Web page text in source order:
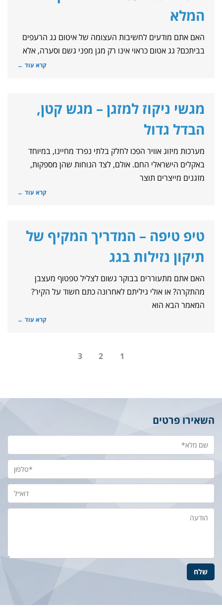
המלא
האם אתם מודעים לחשיבות העצומה של איטום גג הרעפים
בביתכם? גג אטום כראוי אינו רק מגן מפני גשם וסערה, אלא
קרא עוד ←
מגשי ניקוז למזגן – מגש קטן,
הבדל גדול
מערכות מיזוג אוויר הפכו לחלק בלתי נפרד מחיינו, במיוחד
באקלים הישראלי החם. אולם, לצד הנוחות שהן מספקות,
מזגנים מייצרים תוצר
קרא עוד ←
טיפ טיפה – המדריך המקיף של
תיקון נזילות בגג
האם אתם מתעוררים בבוקר גשום לצליל טפטוף מעצבן
מהתקרה? או אולי גיליתם לאחרונה כתם חשוד על הקיר?
המאמר הבא הוא
קרא עוד ←
1
2
3
השאירו פרטים